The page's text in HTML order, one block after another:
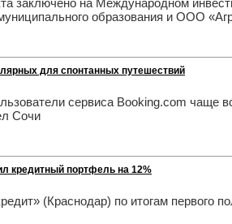
заключено на Международном
образования и ООО
для спонтанных путешествий
сервиса Booking.com чаще
Сочи
кредитный портфель на 12%
(Краснодар) по итогам первого